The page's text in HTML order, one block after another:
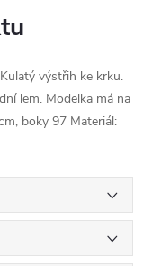
výstřih ke krku.
lem. Modelka má na
boky 97 Materiál: